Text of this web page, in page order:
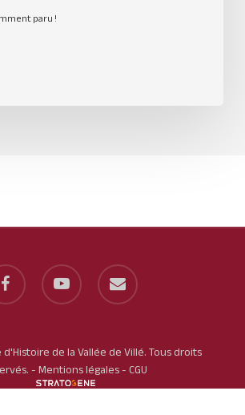
paru !
youtube email
de la Vallée de Villé. Tous droits
-Mentions légales-CGU